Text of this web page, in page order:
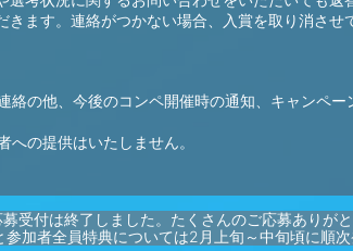
ます。連絡がつかない場合、入賞を取り消させ
の他、今後のコンペ開催時の通知、キャンペ
の提供はいたしません。
受付は終了しました。たくさんのご応募ありがと
参加者全員特典については2月上旬～中旬頃に順次